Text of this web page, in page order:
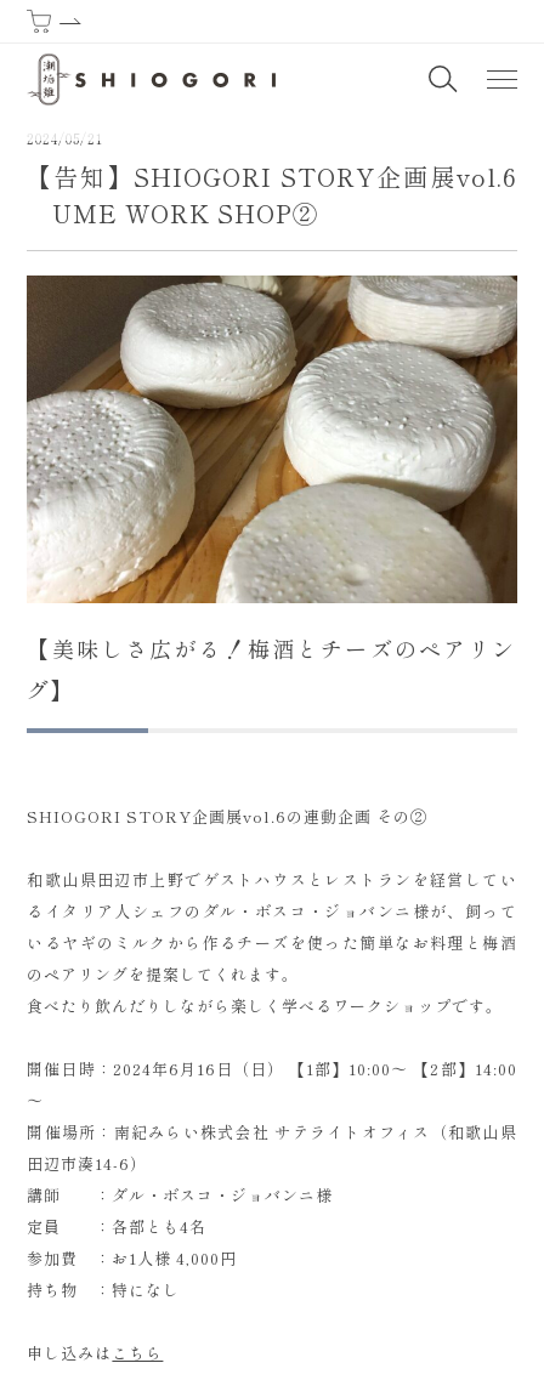
潮垢離からはじまる熊野古道 | SHIOGORI (Purification by the
2024/05/21
【告知】SHIOGORI STORY企画展vol.6
UME WORK SHOP②
【美味しさ広がる！梅酒とチーズのペアリン
グ】
SHIOGORI STORY企画展vol.6の連動企画 その②
和歌山県田辺市上野でゲストハウスとレストランを経営してい
るイタリア人シェフのダル・ボスコ・ジョバンニ様が、飼って
いるヤギのミルクから作るチーズを使った簡単なお料理と梅酒
のペアリングを提案してくれます。
食べたり飲んだりしながら楽しく学べるワークショップです。
開催日時：2024年6月16日（日） 【1部】10:00～ 【2部】14:00
～
開催場所：南紀みらい株式会社 サテライトオフィス（和歌山県
田辺市湊14-6）
講師 ：ダル・ボスコ・ジョバンニ様
定員 ：各部とも4名
参加費 ：お1人様 4,000円
持ち物 ：特になし
申し込みは こちら